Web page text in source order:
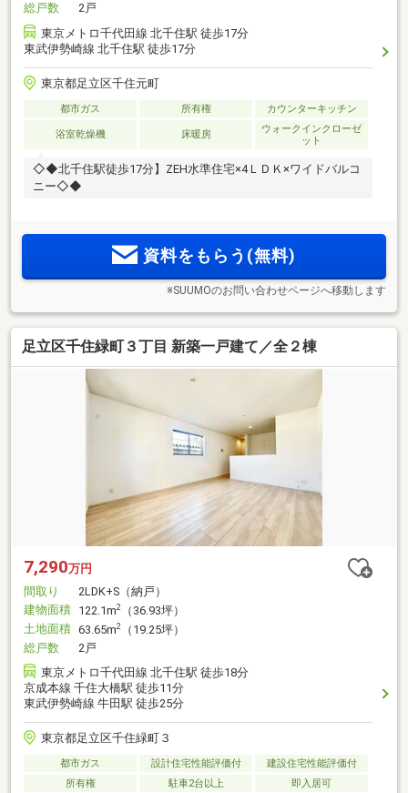
総戸数
2戸
東京メトロ千代田線 北千住駅 徒歩17分
東武伊勢崎線 北千住駅 徒歩17分
東京都足立区千住元町
都市ガス 所有権 カウンターキッチン
浴室乾燥機 床暖房
ウォークインクローゼ
ット
◇◆北千住駅徒歩17分】ZEH水準住宅×4ＬＤＫ×ワイドバルコ
ニー◇◆
資料をもらう(無料)
※SUUMOのお問い合わせページへ移動します
足立区千住緑町３丁目 新築一戸建て／全２棟
7,290万円
間取り
2LDK+S（納戸）
建物面積 122.1m2
（36.93坪）
土地面積 63.65m2
（19.25坪）
総戸数
2戸
東京メトロ千代田線 北千住駅 徒歩18分
京成本線 千住大橋駅 徒歩11分
東武伊勢崎線 牛田駅 徒歩25分
東京都足立区千住緑町３
都市ガス 設計住宅性能評価付
建設住宅性能評価付
所有権
駐車2台以上 即入居可